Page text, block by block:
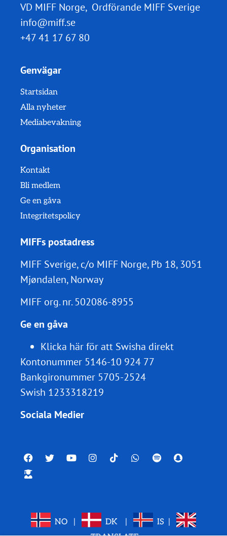
VD MIFF Norge, Ordförande MIFF Sverige
info@miff.se
+47 41 17 67 80
Genvägar
Startsidan
Alla nyheter
Mediabevakning
Organisation
Kontakt
Bli medlem
Ge en gåva
Integritetspolicy
MIFFs postadress
MIFF Sverige, c/o MIFF Norge, Pb 18, 3051
Mjøndalen, Norway
MIFF org. nr.502086-8955
Ge en gåva
Klicka här för att Swisha direkt
Kontonummer 5146-10 924 77
Bankgironummer 5705-2524
Swish 1233318219
Sociala Medier
NO DK IS